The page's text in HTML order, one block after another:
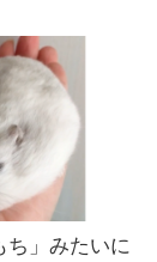
ち」みたいに